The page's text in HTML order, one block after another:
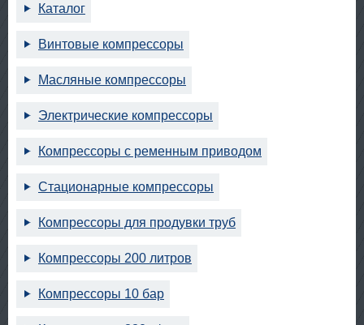
Каталог
Винтовые компрессоры
Масляные компрессоры
Электрические компрессоры
Компрессоры с ременным приводом
Стационарные компрессоры
Компрессоры для продувки труб
Компрессоры 200 литров
Компрессоры 10 бар